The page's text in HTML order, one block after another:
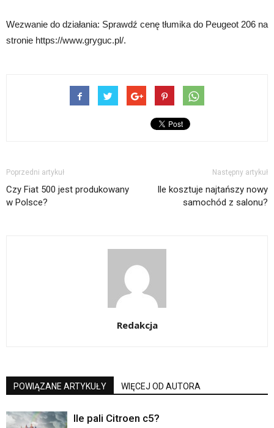
Wezwanie do działania: Sprawdź cenę tłumika do Peugeot 206 na
stronie https://www.gryguc.pl/.
Poprzedni artykuł
Czy Fiat 500 jest produkowany
w Polsce?
Następny artykuł
Ile kosztuje najtańszy nowy
samochód z salonu?
Redakcja
POWIĄZANE ARTYKUŁY WIĘCEJ OD AUTORA
Ile pali Citroen c5?